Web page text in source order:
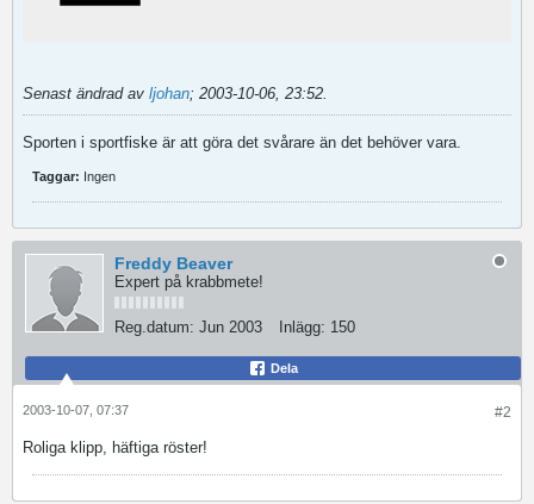
Senast ändrad av ljohan; 2003-10-06, 23:52.
Sporten i sportfiske är att göra det svårare än det behöver vara.
Taggar: Ingen
Freddy Beaver
Expert på krabbmete!
Reg.datum: Jun 2003 Inlägg: 150
Dela
#2
2003-10-07, 07:37
Roliga klipp, häftiga röster!